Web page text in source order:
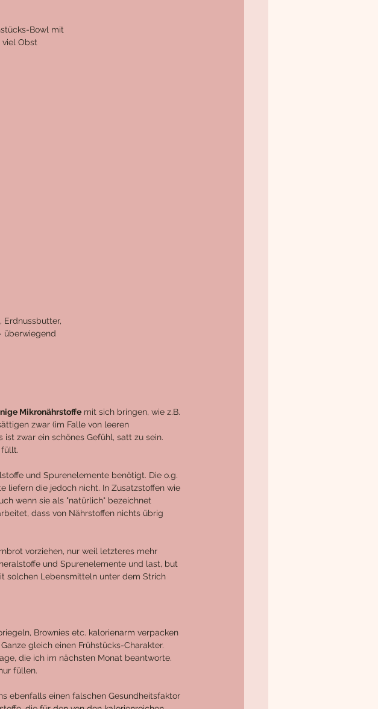
Bowl mit
viel Obst
Erdnussbutter,
überwiegend
Mikronährstoffe mit sich bringen, wie z.B.
zwar (im Falle von leeren
zwar ein schönes Gefühl, satt zu sein.
und Spurenelemente benötigt. Die o.g.
liefern die jedoch nicht. In Zusatzstoffen wie
wenn sie als "natürlich" bezeichnet
dass von Nährstoffen nichts übrig
vorziehen, nur weil letzteres mehr
und Spurenelemente und last, but
solchen Lebensmitteln unter dem Strich
Brownies etc. kalorienarm verpacken
gleich einen Frühstücks-Charakter.
die ich im nächsten Monat beantworte.
füllen.
ebenfalls einen falschen Gesundheitsfaktor